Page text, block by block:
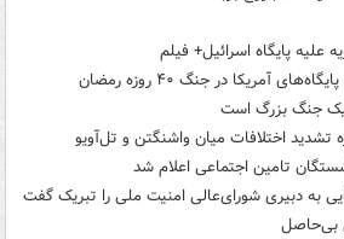
پایگاه اسرائیل+ فیلم
آمریکا در جنگ ۴۰ روزه رمضان
یک جنگ بزرگ است
تشدید اختلافات میان واشنگتن و تل‌آویو
تامین اجتماعی اعلام شد
به دبیری شورای‌عالی امنیت ملی را تبریک گفت
بی‌حاصل